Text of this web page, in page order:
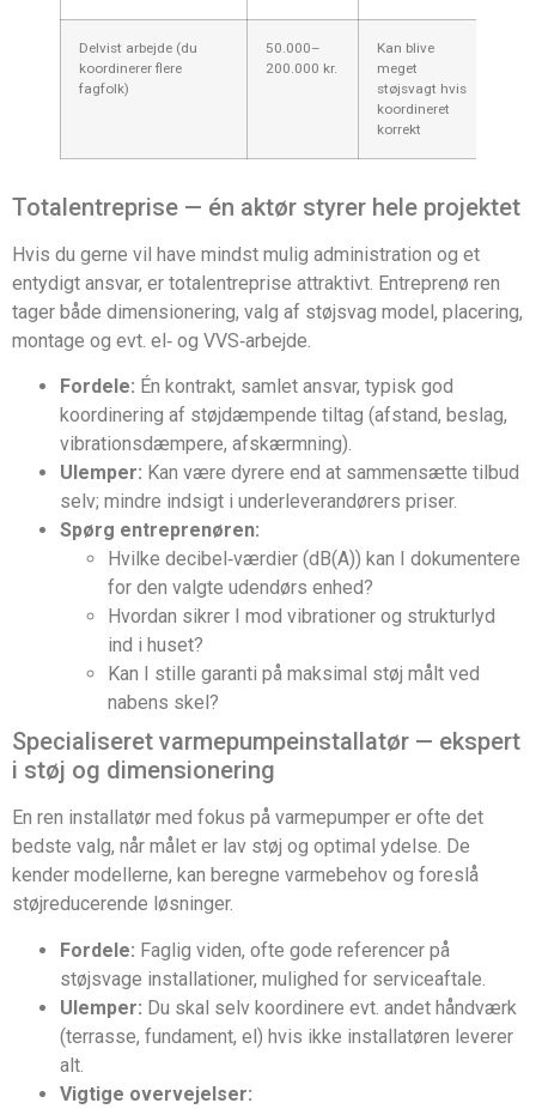
Delvist arbejde (du
koordinerer flere
fagfolk)
50.000–
200.000 kr.
Kan blive
meget
støjsvagt hvis
koordineret
korrekt
Totalentreprise — én aktør styrer hele projektet
Hvis du gerne vil have mindst mulig administration og et
entydigt ansvar, er totalentreprise attraktivt. Entreprenø ren
tager både dimensionering, valg af støjsvag model, placering,
montage og evt. el‑ og VVS‑arbejde.
Fordele: Én kontrakt, samlet ansvar, typisk god
koordinering af støjdæmpende tiltag (afstand, beslag,
vibrationsdæmpere, afskærmning).
Ulemper: Kan være dyrere end at sammensætte tilbud
selv; mindre indsigt i underleverandørers priser.
Spørg entreprenøren:
Hvilke decibel‑værdier (dB(A)) kan I dokumentere
for den valgte udendørs enhed?
Hvordan sikrer I mod vibrationer og strukturlyd
ind i huset?
Kan I stille garanti på maksimal støj målt ved
nabens skel?
Specialiseret varmepumpeinstallatør — ekspert
i støj og dimensionering
En ren installatør med fokus på varmepumper er ofte det
bedste valg, når målet er lav støj og optimal ydelse. De
kender modellerne, kan beregne varmebehov og foreslå
støjreducerende løsninger.
Fordele: Faglig viden, ofte gode referencer på
støjsvage installationer, mulighed for serviceaftale.
Ulemper: Du skal selv koordinere evt. andet håndværk
(terrasse, fundament, el) hvis ikke installatøren leverer
alt.
Vigtige overvejelser: